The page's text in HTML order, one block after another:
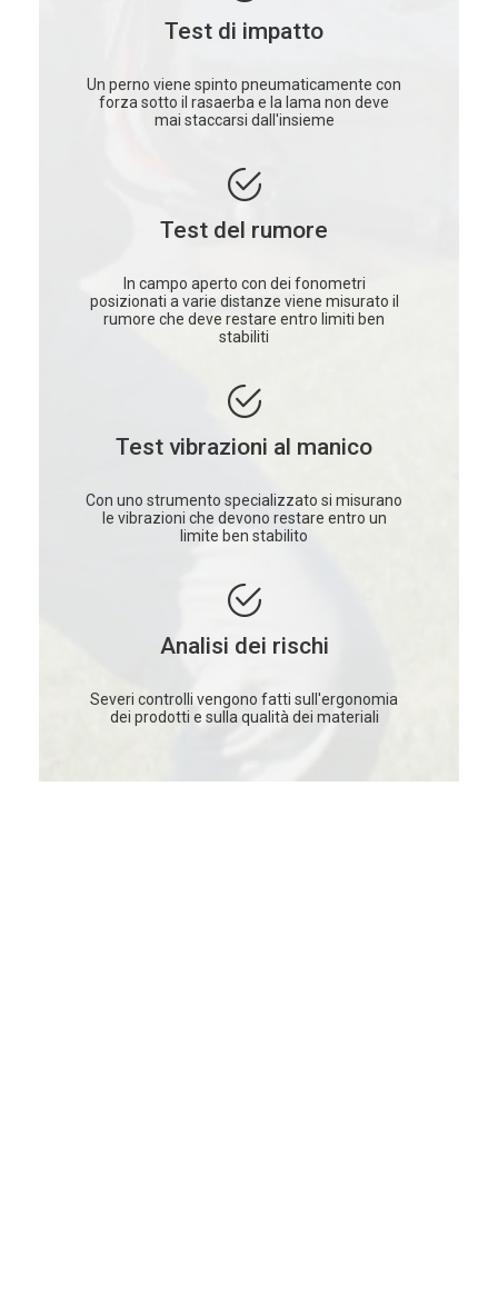
Test di impatto
Un perno viene spinto pneumaticamente con
forza sotto il rasaerba e la lama non deve
mai staccarsi dall'insieme
Test del rumore
In campo aperto con dei fonometri
posizionati a varie distanze viene misurato il
rumore che deve restare entro limiti ben
stabiliti
Test vibrazioni al manico
Con uno strumento specializzato si misurano
le vibrazioni che devono restare entro un
limite ben stabilito
Analisi dei rischi
Severi controlli vengono fatti sull'ergonomia
dei prodotti e sulla qualità dei materiali